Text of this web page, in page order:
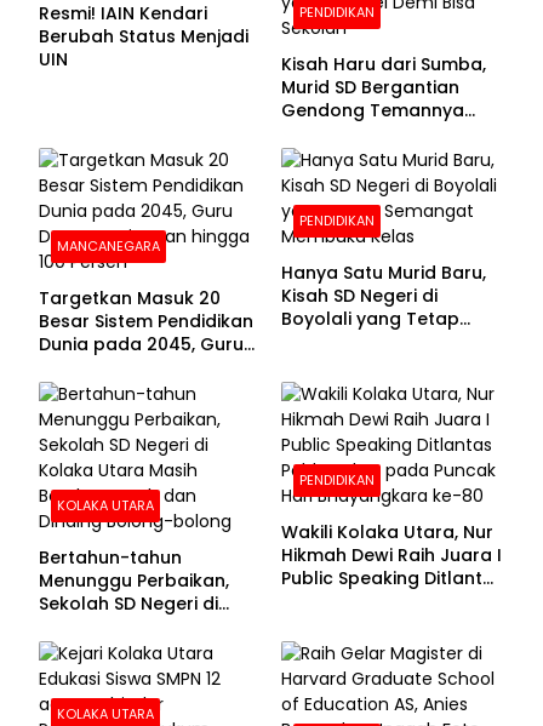
Resmi! IAIN Kendari
Berubah Status Menjadi
UIN
PENDIDIKAN
Kisah Haru dari Sumba,
Murid SD Bergantian
Gendong Temannya
Sekolah
MANCANEGARA
Targetkan Masuk 20
Besar Sistem Pendidikan
Dunia pada 2045, Guru
100 Persen
PENDIDIKAN
Hanya Satu Murid Baru,
Kisah SD Negeri di
Boyolali yang Tetap
KOLAKA UTARA
Bertahun-tahun
Menunggu Perbaikan,
Sekolah SD Negeri di
Beralas Tanah dan
Dinding Bolong-bolong
PENDIDIKAN
Wakili Kolaka Utara, Nur
Hikmah Dewi Raih Juara I
Public Speaking Ditlantas
Bhayangkara ke-80
KOLAKA UTARA